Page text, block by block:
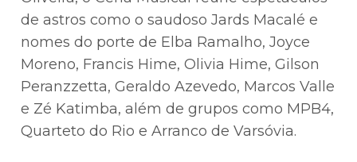
de astros como o saudoso Jards Macalé e
nomes do porte de Elba Ramalho, Joyce
Moreno, Francis Hime, Olivia Hime, Gilson
Peranzzetta, Geraldo Azevedo, Marcos Valle
e Zé Katimba, além de grupos como MPB4,
Quarteto do Rio e Arranco de Varsóvia.